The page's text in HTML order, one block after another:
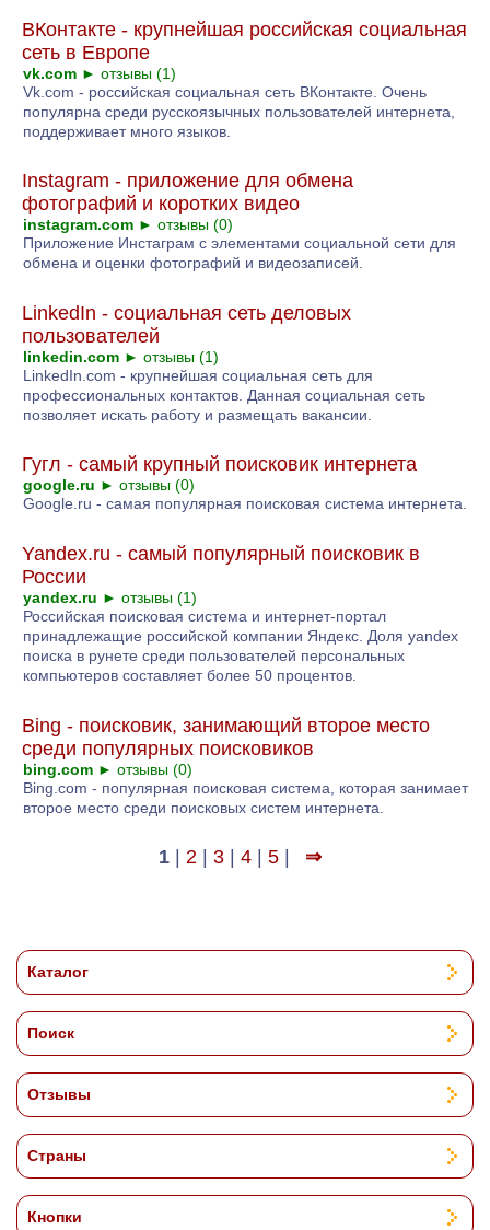
ВКонтакте - крупнейшая российская социальная
сеть в Европе
vk.com ► отзывы (1)
Vk.com - российская социальная сеть ВКонтакте. Очень
популярна среди русскоязычных пользователей интернета,
поддерживает много языков.
Instagram - приложение для обмена
фотографий и коротких видео
instagram.com ► отзывы (0)
Приложение Инстаграм с элементами социальной сети для
обмена и оценки фотографий и видеозаписей.
LinkedIn - социальная сеть деловых
пользователей
linkedin.com ► отзывы (1)
LinkedIn.com - крупнейшая социальная сеть для
профессиональных контактов. Данная социальная сеть
позволяет искать работу и размещать вакансии.
Гугл - самый крупный поисковик интернета
google.ru ► отзывы (0)
Google.ru - самая популярная поисковая система интернета.
Yandex.ru - самый популярный поисковик в
России
yandex.ru ► отзывы (1)
Российская поисковая система и интернет-портал
принадлежащие российской компании Яндекс. Доля yandex
поиска в рунете среди пользователей персональных
компьютеров составляет более 50 процентов.
Bing - поисковик, занимающий второе место
среди популярных поисковиков
bing.com ► отзывы (0)
Bing.com - популярная поисковая система, которая занимает
второе место среди поисковых систем интернета.
1 2 3 4 5 ⇒
Каталог
Поиск
Отзывы
Страны
Кнопки